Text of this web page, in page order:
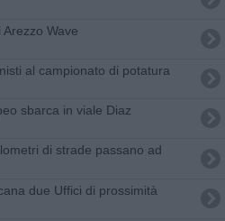
Wave
al campionato di potatura
sbarca in viale Diaz
di strade passano ad
due Uffici di prossimità